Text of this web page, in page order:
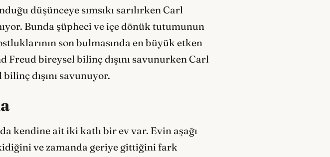
düşünceye sımsıkı sarılırken Carl
Bunda şüpheci ve içe dönük tutumunun
son bulmasında en büyük etken
Freud bireysel bilinç dışını savunurken Carl
dışını savunuyor.
kendine ait iki katlı bir ev var. Evin aşağı
ve zamanda geriye gittiğini fark